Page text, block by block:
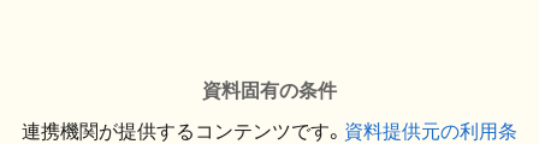
資料固有の条件
連携機関が提供するコンテンツです。 資料提供元の利用条